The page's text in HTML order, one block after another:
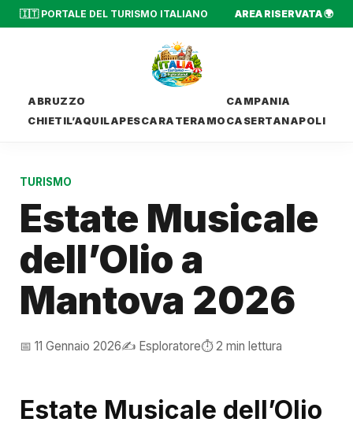
🇮🇹 PORTALE DEL TURISMO ITALIANO AREA RISERVATA 🌍
ABRUZZO
CHIETIL’AQUILAPESCARA TERAMO
CAMPANIA
CASERTANAPOLI
TURISMO
Estate Musicale
dell’Olio a
Mantova 2026
📅 11 Gennaio 2026✍️ Esploratore⏱️ 2 min lettura
Estate Musicale dell’Olio